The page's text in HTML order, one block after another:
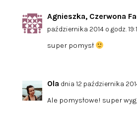
Agnieszka, Czerwona
października 2014 o godz.
super pomysł
Ola dnia 12 października
Ale pomysłowe! super